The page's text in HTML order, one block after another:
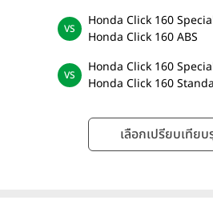
Honda Click 160
Honda Click 160 ABS
Honda Click 160
Honda Click 160
เลือกเปรียบเทีย